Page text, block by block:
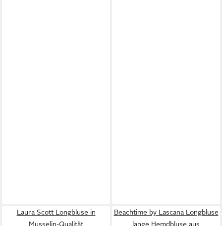
Laura Scott Longbluse in
Musselin-Qualität
Beachtime by Lascana Longbluse
lange Hemdbluse aus